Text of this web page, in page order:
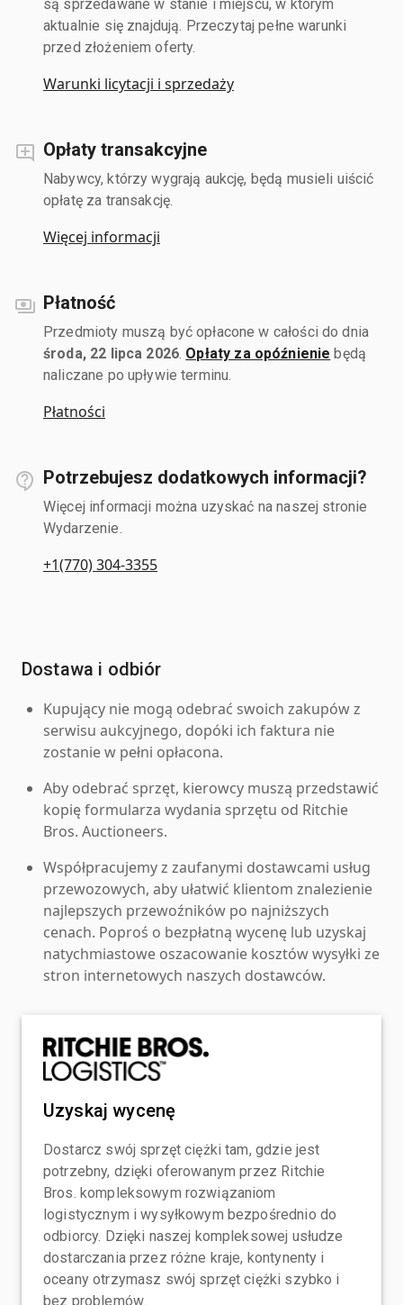
są sprzedawane w stanie i miejscu, w którym
aktualnie się znajdują. Przeczytaj pełne warunki
przed złożeniem oferty.
Warunki licytacji i sprzedaży
Opłaty transakcyjne
Nabywcy, którzy wygrają aukcję, będą musieli uiścić
opłatę za transakcję.
Więcej informacji
Płatność
Przedmioty muszą być opłacone w całości do dnia
środa, 22 lipca 2026 Opłaty za opóźnienie będą
naliczane po upływie terminu.
Płatności
Potrzebujesz dodatkowych informacji?
Więcej informacji można uzyskać na naszej stronie
Wydarzenie.
+1(770) 304-3355
Dostawa i odbiór
Kupujący nie mogą odebrać swoich zakupów z
serwisu aukcyjnego, dopóki ich faktura nie
zostanie w pełni opłacona.
Aby odebrać sprzęt, kierowcy muszą przedstawić
kopię formularza wydania sprzętu od Ritchie
Bros. Auctioneers.
Współpracujemy z zaufanymi dostawcami usług
przewozowych, aby ułatwić klientom znalezienie
najlepszych przewoźników po najniższych
cenach. Poproś o bezpłatną wycenę lub uzyskaj
natychmiastowe oszacowanie kosztów wysyłki ze
stron internetowych naszych dostawców.
Uzyskaj wycenę
Dostarcz swój sprzęt ciężki tam, gdzie jest
potrzebny, dzięki oferowanym przez Ritchie
Bros. kompleksowym rozwiązaniom
logistycznym i wysyłkowym bezpośrednio do
odbiorcy. Dzięki naszej kompleksowej usłudze
dostarczania przez różne kraje, kontynenty i
oceany otrzymasz swój sprzęt ciężki szybko i
bez problemów.